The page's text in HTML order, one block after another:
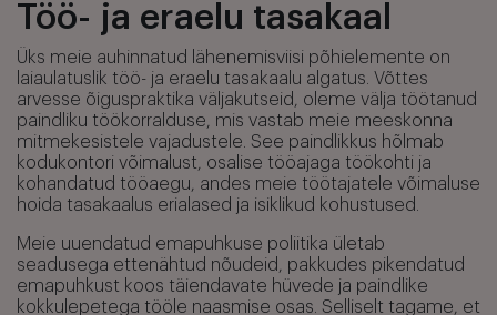
Töö- ja eraelu tasakaal
Üks meie auhinnatud lähenemisviisi põhielemente on
laiaulatuslik töö- ja eraelu tasakaalu algatus. Võttes
arvesse õiguspraktika väljakutseid, oleme välja töötanud
paindliku töökorralduse, mis vastab meie meeskonna
mitmekesistele vajadustele. See paindlikkus hõlmab
kodukontori võimalust, osalise tööajaga töökohti ja
kohandatud tööaegu, andes meie töötajatele võimaluse
hoida tasakaalus erialased ja isiklikud kohustused.
Meie uuendatud emapuhkuse poliitika ületab
seadusega ettenähtud nõudeid, pakkudes pikendatud
emapuhkust koos täiendavate hüvede ja paindlike
kokkulepetega tööle naasmise osas. Selliselt tagame, et